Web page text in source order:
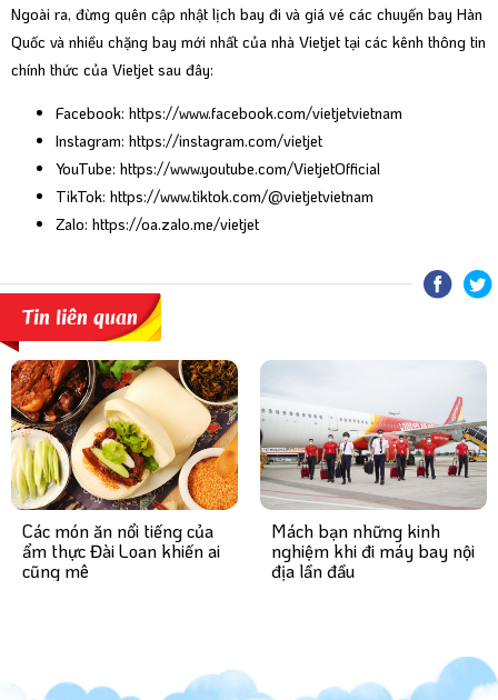
Ngoài ra, đừng quên cập nhật lịch bay đi và giá vé các chuyến bay Hàn
Quốc và nhiều chặng bay mới nhất của nhà Vietjet tại các kênh thông tin
chính thức của Vietjet sau đây:
Facebook: https://www.facebook.com/vietjetvietnam
Instagram: https://instagram.com/vietjet
YouTube: https://www.youtube.com/VietjetOfficial
TikTok: https://www.tiktok.com/@vietjetvietnam
Zalo: https://oa.zalo.me/vietjet
Tin liên quan
Các món ăn nổi tiếng của
ẩm thực Đài Loan khiến ai
cũng mê
Mách bạn những kinh
nghiệm khi đi máy bay nội
địa lần đầu